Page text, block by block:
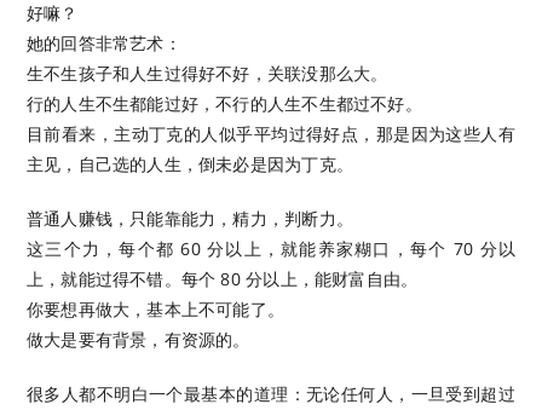
好嘛？
她的回答非常艺术：
生不生孩子和人生过得好不好，关联没那么大。
行的人生不生都能过好，不行的人生不生都过不好。
目前看来，主动丁克的人似乎平均过得好点，那是因为这些人有
主见，自己选的人生，倒未必是因为丁克。 ​​​
普通人赚钱，只能靠能力，精力，判断力。
这三个力，每个都 60 分以上，就能养家糊口，每个 70 分以
上，就能过得不错。每个 80 分以上，能财富自由。
你要想再做大，基本上不可能了。
做大是要有背景，有资源的。 ​​​
很多人都不明白一个最基本的道理：无论任何人，一旦受到超过